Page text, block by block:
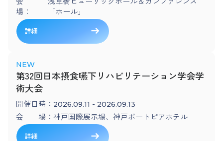
場：
「ホール」
詳細
第32回日本摂食嚥下リハビリテーション学会学
術大会
開催日時： 2026.09.11 - 2026.09.13
会 場： 神戸国際展示場、神戸ポートピアホテル
詳細